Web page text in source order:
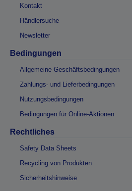
Kontakt
Händlersuche
Newsletter
Bedingungen
Allgemeine Geschäftsbedingungen
Zahlungs- und Lieferbedingungen
Nutzungsbedingungen
Bedingungen für Online-Aktionen
Rechtliches
Safety Data Sheets
Recycling von Produkten
Sicherheitshinweise